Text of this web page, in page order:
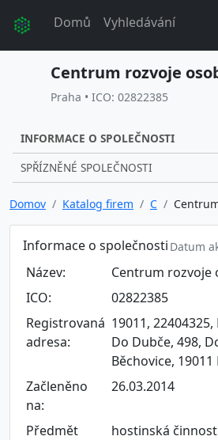
Domů Vyhledávání
Centrum rozvoje
Praha • ICO: 02822385
INFORMACE O SPOLEČNOSTI
SPŘÍZNĚNÉ SPOLEČNOSTI
Domov Katalog firem C
Informace o společnosti Datum
Název:
Centrum rozvoje
ICO:
02822385
Registrovaná
adresa:
19011,
Do Dubče, 498,
Běchovice, 19011
Začleněno
na:
26.03.2014
Předmět
hostinská činnost